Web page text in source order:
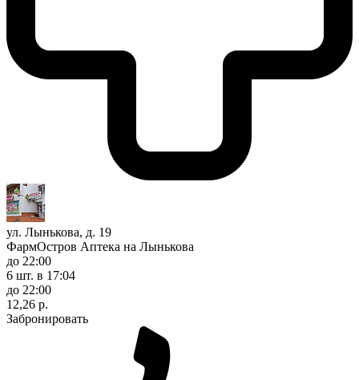
ул. Лынькова, д. 19
ФармОстров Аптека на Лынькова
до 22:00
6 шт. в 17:04
до 22:00
12,26 р.
Забронировать